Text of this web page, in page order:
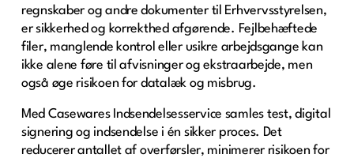
regnskaber og andre dokumenter til Erhvervsstyrelsen,
er sikkerhed og korrekthed afgørende. Fejlbehæftede
filer, manglende kontrol eller usikre arbejdsgange kan
ikke alene føre til afvisninger og ekstraarbejde, men
også øge risikoen for datalæk og misbrug.
Med Casewares Indsendelsesservice samles test, digital
signering og indsendelse i én sikker proces. Det
reducerer antallet af overførsler, minimerer risikoen for